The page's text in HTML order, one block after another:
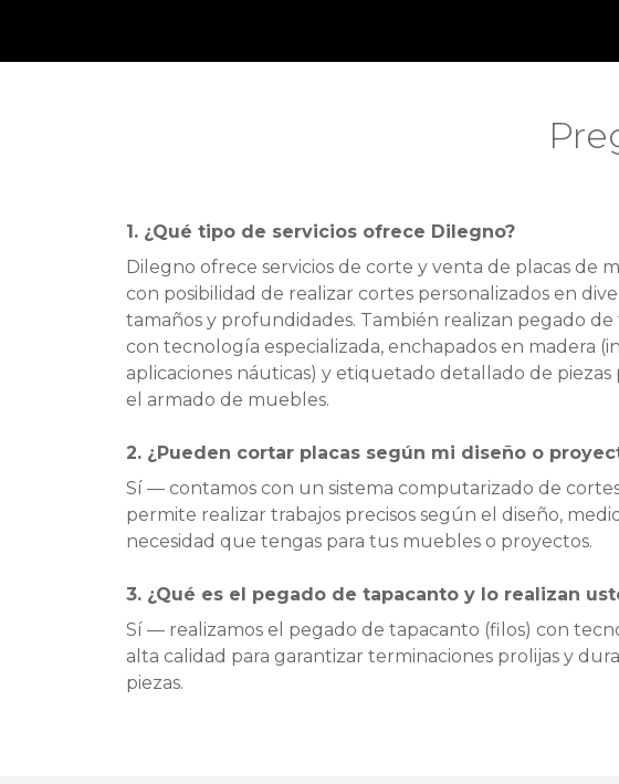
1. ¿Qué tipo de servicios ofrece Dilegno?
Dilegno ofrece servicios de corte y venta de placas de
con posibilidad de realizar cortes personalizados en
tamaños y profundidades. También realizan pegado
con tecnología especializada, enchapados en madera
aplicaciones náuticas) y etiquetado detallado de piezas
el armado de muebles.
2. ¿Pueden cortar placas según mi diseño o
Sí — contamos con un sistema computarizado de
permite realizar trabajos precisos según el diseño,
necesidad que tengas para tus muebles o proyectos.
3. ¿Qué es el pegado de tapacanto y lo realizan
Sí — realizamos el pegado de tapacanto (filos) con
alta calidad para garantizar terminaciones prolijas y
piezas.